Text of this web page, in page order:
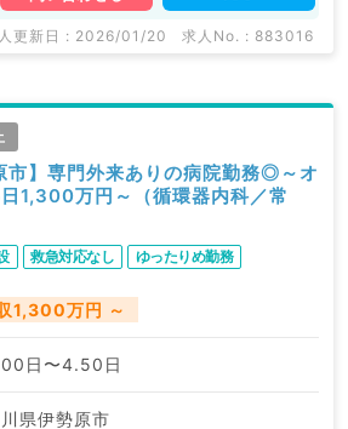
更新日 : 2026/01/20 求人No. : 883016
市】専門外来ありの病院勤務◎～オ
1,300万円～（循環器内科／常
救急対応なし ゆったりめ勤務
1,300万円 ～
日〜4.50日
県伊勢原市